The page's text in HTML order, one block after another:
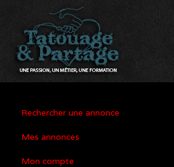
Rechercher une annonce
Mes annonces
Mon compte